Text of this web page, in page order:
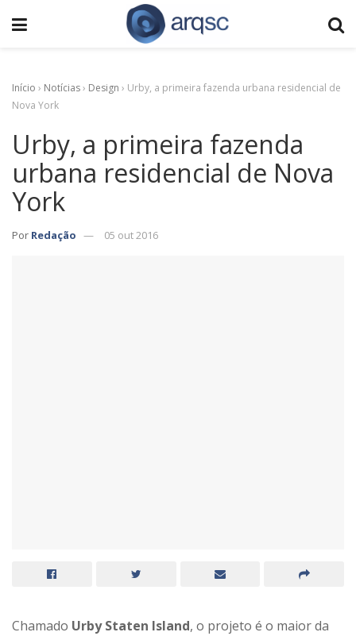
Início › Notícias› Design › Urby, a primeira fazenda urbana residencial de
Nova York
Urby, a primeira fazenda
urbana residencial de Nova
York
Por Redação 05 out 2016
Chamado Urby Staten Island, o projeto é o maior da